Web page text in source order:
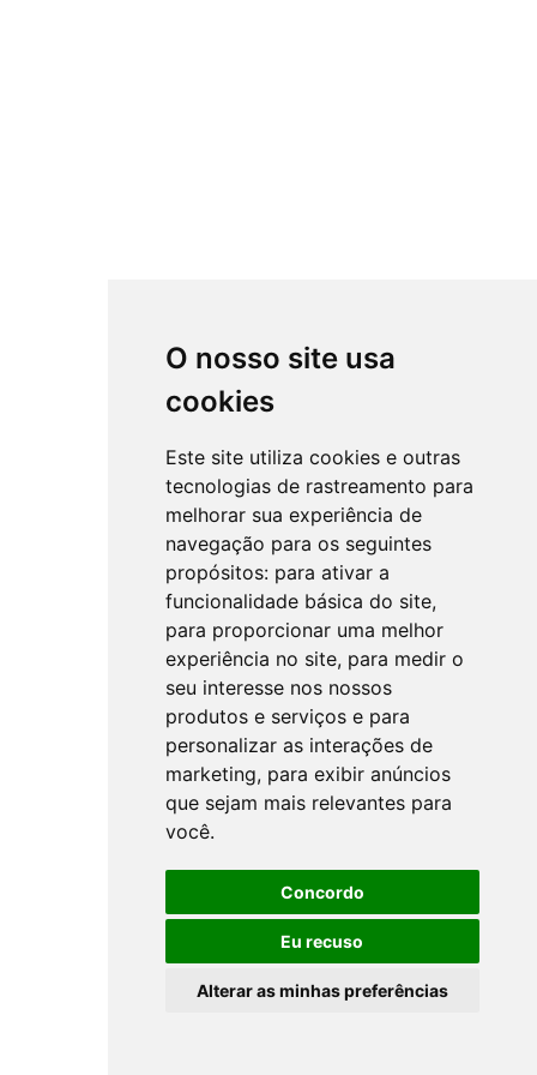
O nosso site usa
cookies
Este site utiliza cookies e outras
tecnologias de rastreamento para
melhorar sua experiência de
navegação para os seguintes
propósitos: para ativar a
funcionalidade básica do site,
para proporcionar uma melhor
experiência no site, para medir o
seu interesse nos nossos
produtos e serviços e para
personalizar as interações de
marketing, para exibir anúncios
que sejam mais relevantes para
você.
Concordo
Eu recuso
Alterar as minhas preferências